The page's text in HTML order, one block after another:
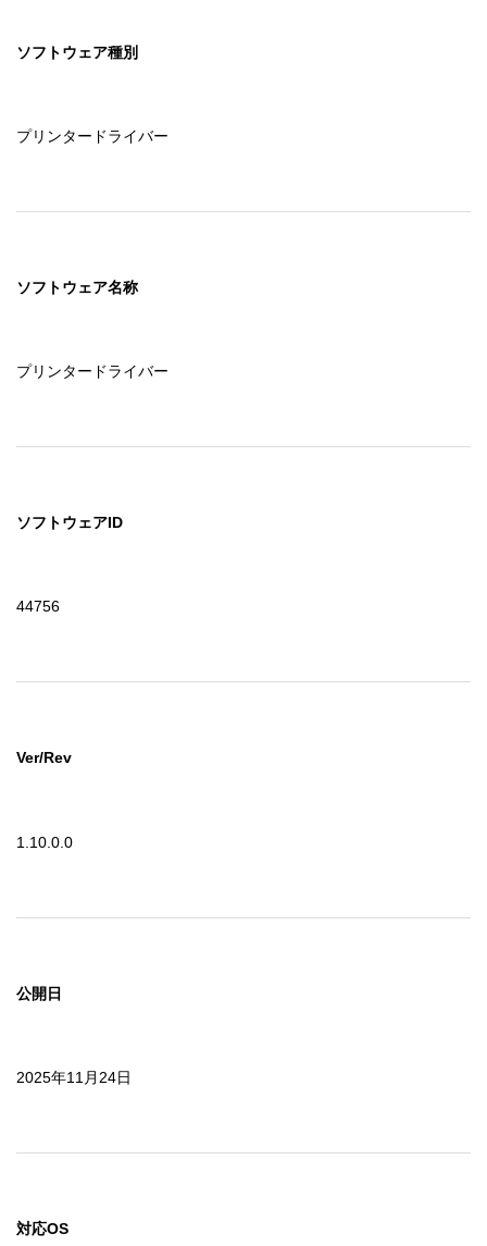
セイコーエプソン株式会社に帰属します。
ソフトウェア種別
プリンタードライバー
ソフトウェア名称
プリンタードライバー
ソフトウェアID
44756
Ver/Rev
1.10.0.0
公開日
2025年11月24日
対応OS